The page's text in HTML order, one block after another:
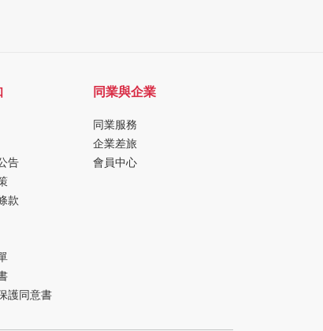
告
款
護同意書
同業與企業
同業服務
企業差旅
會員中心